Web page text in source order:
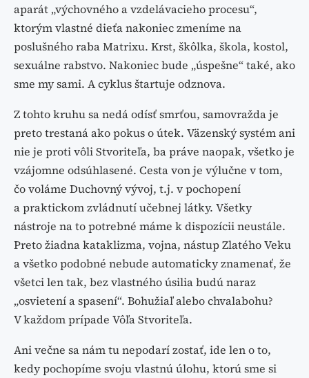
aparát „výchovného a vzdelávacieho procesu“,
ktorým vlastné dieťa nakoniec zmeníme na
poslušného raba Matrixu. Krst, škôlka, škola, kostol,
sexuálne rabstvo. Nakoniec bude „úspešne“ také, ako
sme my sami. A cyklus štartuje odznova.
Z tohto kruhu sa nedá odísť smrťou, samovražda je
preto trestaná ako pokus o útek. Väzenský systém ani
nie je proti vôli Stvoriteľa, ba práve naopak, všetko je
vzájomne odsúhlasené. Cesta von je výlučne v tom,
čo voláme Duchovný vývoj, t.j. v pochopení
a praktickom zvládnutí učebnej látky. Všetky
nástroje na to potrebné máme k dispozícii neustále.
Preto žiadna kataklizma, vojna, nástup Zlatého Veku
a všetko podobné nebude automaticky znamenať, že
všetci len tak, bez vlastného úsilia budú naraz
„osvietení a spasení“. Bohužiaľ alebo chvalabohu?
V každom prípade Vôľa Stvoriteľa.
Ani večne sa nám tu nepodarí zostať, ide len o to,
kedy pochopíme svoju vlastnú úlohu, ktorú sme si